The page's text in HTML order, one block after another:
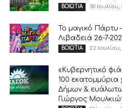
ΒΟΙΩΤΙΑ 30 Ιουλίου,
Το μαγικό Πάρτυ
Λιβαδειά 26-7-
ΒΟΙΩΤΙΑ 22 Ιουλίου,
«Κυβερνητικό
100
Δήμων &
Γιώργος